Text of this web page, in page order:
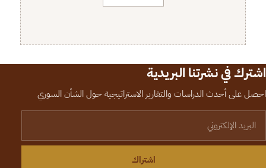
اشترك في نشرتنا البريدية
احصل على أحدث الدراسات والتقارير الاستراتيجية حول الشأن السوري
اشتراك